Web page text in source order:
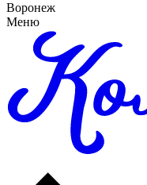
Воронеж
Меню